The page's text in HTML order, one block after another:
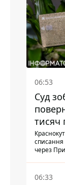
06:53
Суд
тисяч
списання
через
06:33